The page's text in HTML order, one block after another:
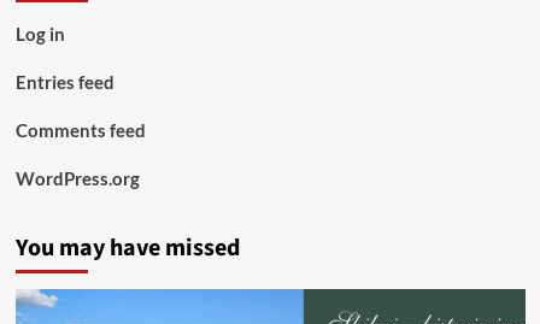
Log in
Entries feed
Comments feed
WordPress.org
You may have missed